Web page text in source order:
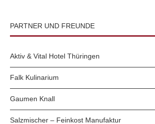
PARTNER UND FREUNDE
Aktiv & Vital Hotel Thüringen
Falk Kulinarium
Gaumen Knall
Salzmischer – Feinkost Manufaktur